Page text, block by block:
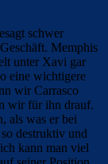
schwer
Memphis
unter Xavi gar
eine wichtigere
wir Carrasco
wir für ihn drauf.
als was er bei
destruktiv und
kann man viel